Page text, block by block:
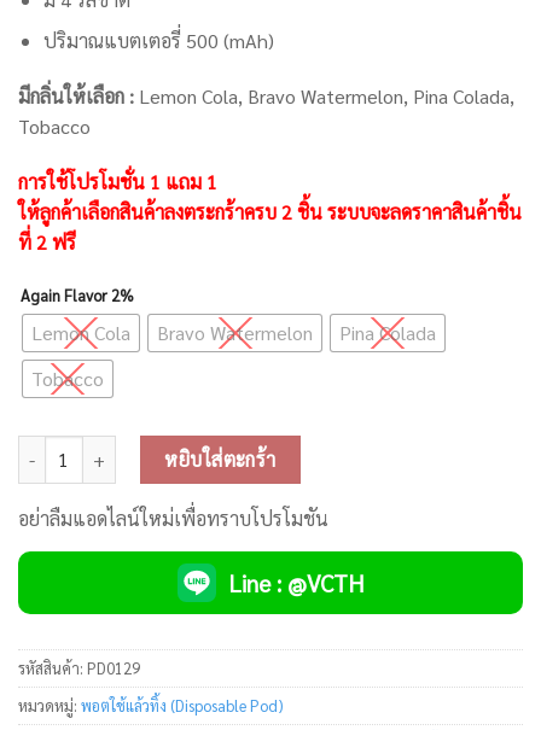
ปริมาณแบตเตอรี่ 500 (mAh)
มีกลิ่นให้เลือก : Lemon Cola, Bravo Watermelon, Pina Colada,
Tobacco
การใช้โปรโมชั่น 1 แถม 1
ให้ลูกค้าเลือกสินค้าลงตระกร้าครบ 2 ชิ้น ระบบจะลดราคาสินค้าชิ้น
ที่ 2 ฟรี
Again Flavor 2%
Lemon Cola Bravo Watermelon
Pina Colada
Tobacco
จำนวน Again DTL Disposable Pod ชิ้น
หยิบใส่ตะกร้า
อย่าลืมแอดไลน์ใหม่เพื่อทราบโปรโมชัน
Line : @VCTH
รหัสสินค้า: PD0129
หมวดหมู่: พอตใช้แล้วทิ้ง (Disposable Pod)